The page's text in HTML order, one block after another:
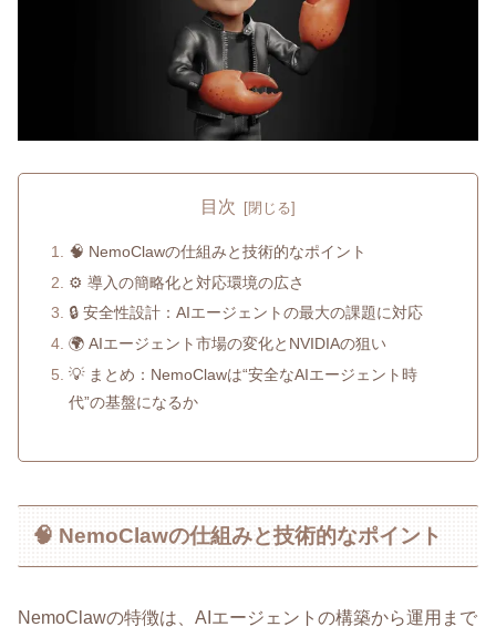
目次
🧠 NemoClawの仕組みと技術的なポイント
⚙️ 導入の簡略化と対応環境の広さ
🔒 安全性設計：AIエージェントの最大の課題に対応
🌍 AIエージェント市場の変化とNVIDIAの狙い
💡 まとめ：NemoClawは“安全なAIエージェント時
代”の基盤になるか
🧠 NemoClawの仕組みと技術的なポイント
NemoClawの特徴は、AIエージェントの構築から運用まで